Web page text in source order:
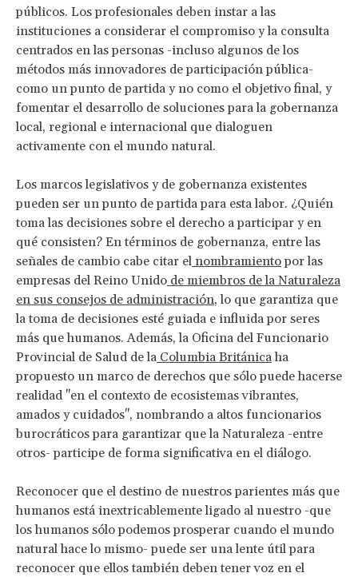
públicos. Los profesionales deben instar a las
instituciones a considerar el compromiso y la consulta
centrados en las personas -incluso algunos de los
métodos más innovadores de participación pública-
como un punto de partida y no como el objetivo final, y
fomentar el desarrollo de soluciones para la gobernanza
local, regional e internacional que dialoguen
activamente con el mundo natural.
Los marcos legislativos y de gobernanza existentes
pueden ser un punto de partida para esta labor. ¿Quién
toma las decisiones sobre el derecho a participar y en
qué consisten? En términos de gobernanza, entre las
señales de cambio cabe citar el nombramientopor las
empresas del Reino Unido de miembros de la Naturaleza
en sus consejos de administración, lo que garantiza que
la toma de decisiones esté guiada e influida por seres
más que humanos. Además, la Oficina del Funcionario
Provincial de Salud de la Columbia Británicaha
propuesto un marco de derechos que sólo puede hacerse
realidad "en el contexto de ecosistemas vibrantes,
amados y cuidados", nombrando a altos funcionarios
burocráticos para garantizar que la Naturaleza -entre
otros- participe de forma significativa en el diálogo.
Reconocer que el destino de nuestros parientes más que
humanos está inextricablemente ligado al nuestro -que
los humanos sólo podemos prosperar cuando el mundo
natural hace lo mismo- puede ser una lente útil para
reconocer que ellos también deben tener voz en el